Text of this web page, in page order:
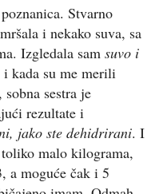
Stvarno
i nekako suva, sa
Izgledala sam suvo i
kada su me merili
sestra je
rezultate i
jako ste dehidrirani. I
malo kilograma,
a moguće čak i 5